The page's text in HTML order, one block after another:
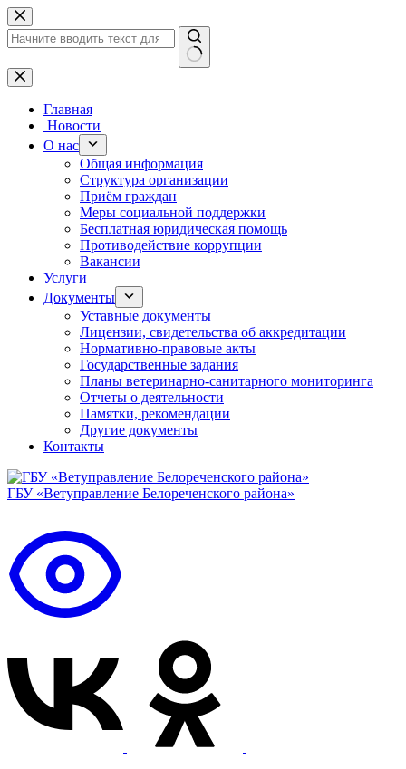
Перейти
к
сути
Ничего
не
найденоГлавная
Новости
О нас
Общая информация
Структура организации
Приём граждан
Меры социальной поддержки
Бесплатная юридическая помощь
Противодействие коррупции
Вакансии
Услуги
Документы
Уставные документы
Лицензии, свидетельства об аккредитации
Нормативно-правовые акты
Государственные задания
Планы ветеринарно-санитарного мониторинга
Отчеты о деятельности
Памятки, рекомендации
Другие документы
Контакты
ГБУ «Ветуправление Белореченского района»